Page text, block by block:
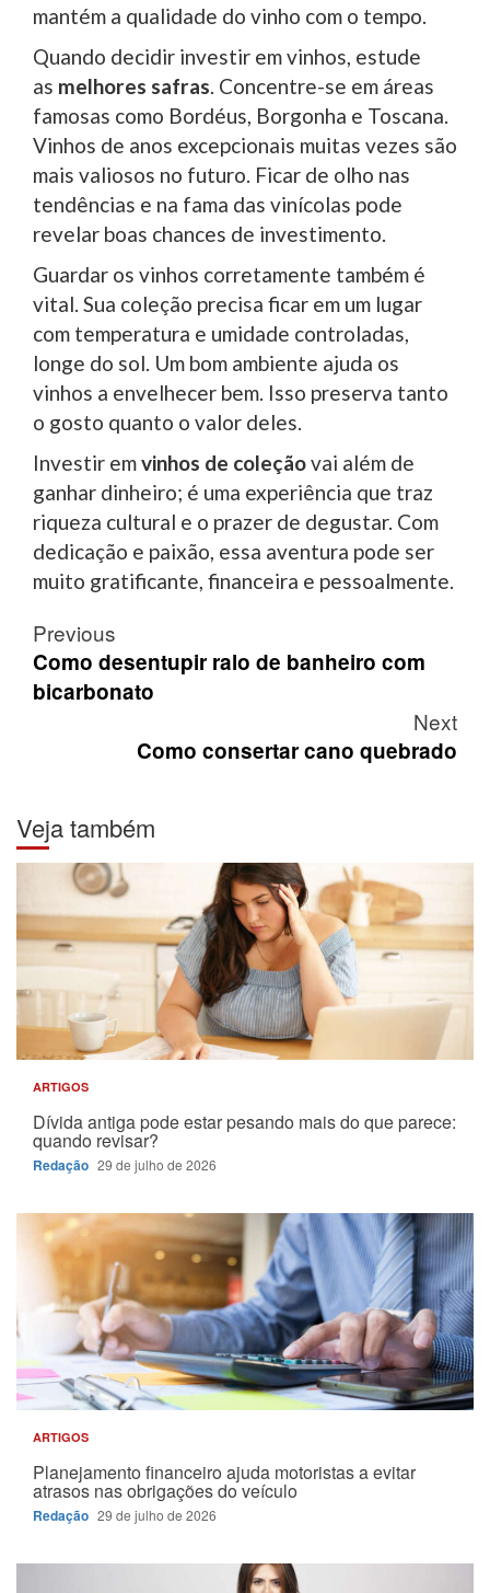
mantém a qualidade do vinho com o tempo.
Quando decidir investir em vinhos, estude
as melhores safras . Concentre-se em áreas
famosas como Bordéus, Borgonha e Toscana.
Vinhos de anos excepcionais muitas vezes são
mais valiosos no futuro. Ficar de olho nas
tendências e na fama das vinícolas pode
revelar boas chances de investimento.
Guardar os vinhos corretamente também é
vital. Sua coleção precisa ficar em um lugar
com temperatura e umidade controladas,
longe do sol. Um bom ambiente ajuda os
vinhos a envelhecer bem. Isso preserva tanto
o gosto quanto o valor deles.
Investir emvinhos de coleçãovai além de
ganhar dinheiro; é uma experiência que traz
riqueza cultural e o prazer de degustar. Com
dedicação e paixão, essa aventura pode ser
muito gratificante, financeira e pessoalmente.
Post
navigation
Previous
Como desentupir ralo de banheiro com
bicarbonato
Next
Como consertar cano quebrado
Veja também
ARTIGOS
Dívida antiga pode estar pesando mais do que parece:
quando revisar?
Redação 29 de julho de 2026
ARTIGOS
Planejamento financeiro ajuda motoristas a evitar
atrasos nas obrigações do veículo
Redação 29 de julho de 2026